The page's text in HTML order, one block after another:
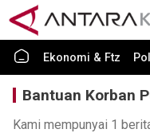
Ekonomi & Ftz
Bantuan Korban
Kami mempunyai 1